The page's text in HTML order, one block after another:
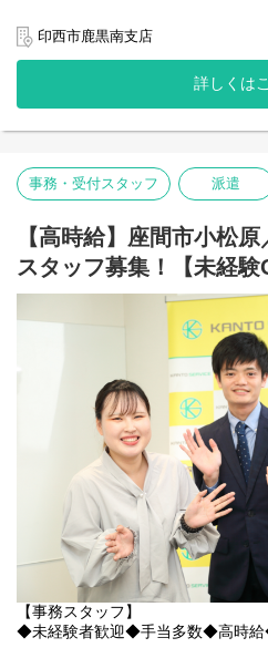
また、スタッフの安全確保にはとて
安全に配慮していただけない案件は
撤退するといったことも実際にあり
目先の利益よりも、まずは働いて
浸透した会社です！
ーーーーーーーーーーーーーーーー
一緒に働きましょう！！
・交通費規定内支給
・駐車場無料
・個人ロッカー完備
・近くにコンビニあり
優しいスタッフが多く、皆様メリ
くださっています◎
わからないことは優しく丁寧に教え
「時に厳しく・時に優しく、一緒
声もいただいています！
キャリアアップ制度も整っている
補も目指せます！
是非お気軽にご応募ください↓↓
HP：https://www.kantou.co.jp/
電話番号：0120-441-248
ーーーーーーーーーーーーーーーー
【関東サービスとは？】
〇特徴その1 アットホームな雰囲
関東サービスは暖かさのある女性
社長の「人財を大切に、スタッフ
が浸透しているため、優しいスタ
びと働いています◎
ちょっとした悩みも、当社のスタ
れます！
「仕事がうまくいかない」「プラ
などなど、なんでも気軽に相談し
たり、アドバイスをくれますよ◎
時給1,600円×8.0時間×21日＝
＜＜月収27万円可能です＞＞
大手物流センター（グッドマンビ
内）にて、ピッカーフォークリフ
類・靴・アクセサリーなどの格納
【具体的な業務内容】
れ作業
ピッカーフォークに乗車してのピッ
「ピッカーフォークに乗ったこと
丁寧なレクチャーがあるだけでなく
高所の不安を解消！ 作業高さは最
スピードが出すぎない！ 走行速度
ているので安心！作業スペースは
われた最新型車両です。
【アピールポイント】
【8月17日〜10月22日までの短期
期間限定でサクッとまとまった高
名の大募集なので採用率も高めです
【夜勤×深夜割増で稼げる！】
22:00〜翌7:00の夜勤シフト。深夜
てしっかり稼げます！
印西市鹿黒南支店
詳しくは
事務・受付スタッフ 派遣
【高時給】座間市小松
スタッフ募集！【未経験
【事務スタッフ】
◆未経験者歓迎◆手当多数◆高時